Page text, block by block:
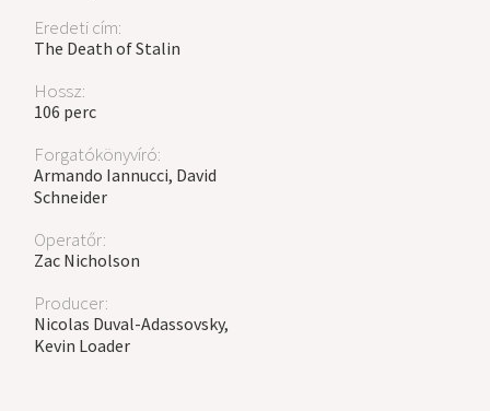
Eredeti cím:
The Death of Stalin
Hossz:
106 perc
Forgatókönyvíró:
Armando Iannucci, David
Schneider
Operatőr:
Zac Nicholson
Producer:
Nicolas Duval-Adassovsky,
Kevin Loader